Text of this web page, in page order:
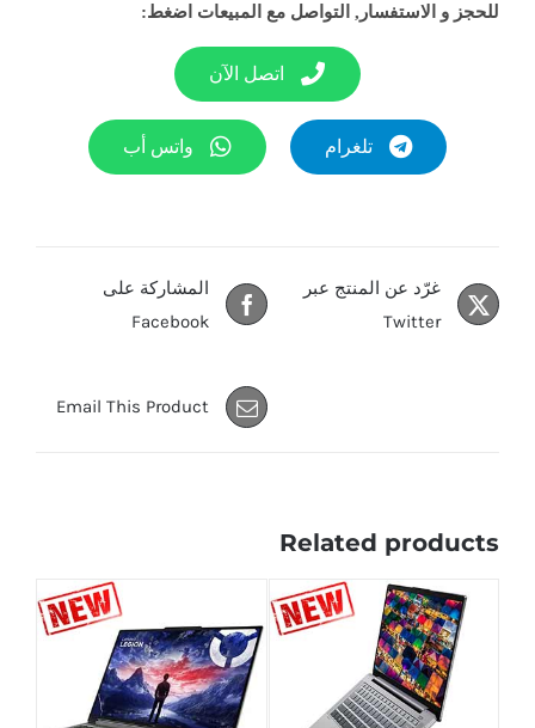
للحجز و الاستفسار, التواصل مع المبيعات اضغط:
اتصل الآن
تلغرام واتس أب
المشاركة على
Facebook
غرّد عن المنتج عبر
Twitter
Email This Product
Related products